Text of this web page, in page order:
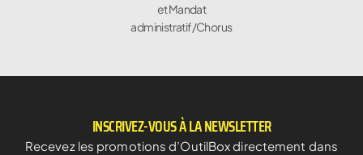
et Mandat
administratif/Chorus
INSCRIVEZ-VOUS À LA NEWSLETTER
Recevez les promotions d’OutilBox directement dans